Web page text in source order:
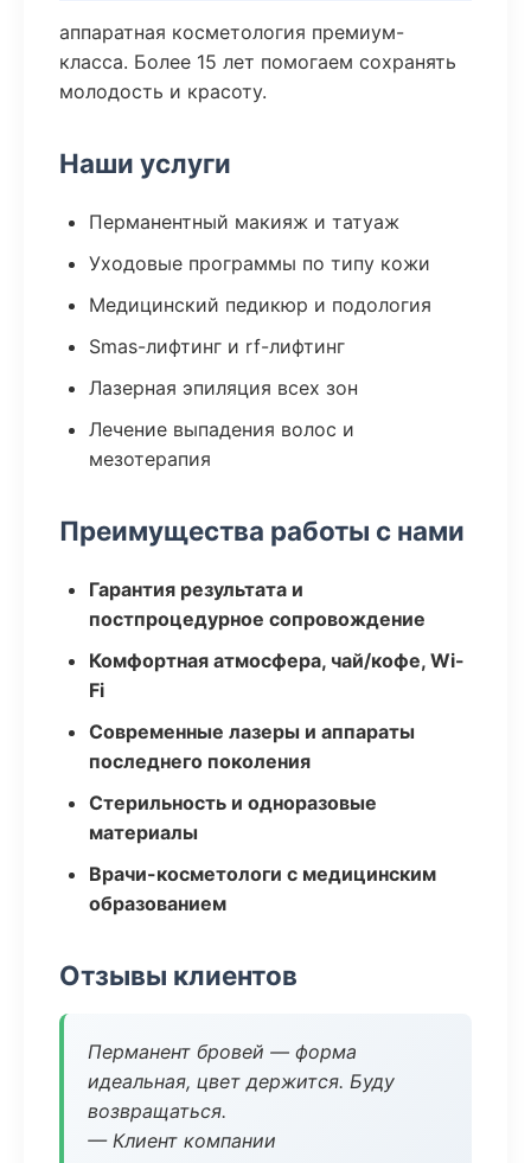
аппаратная косметология премиум-
класса. Более 15 лет помогаем сохранять
молодость и красоту.
Наши услуги
Перманентный макияж и татуаж
Уходовые программы по типу кожи
Медицинский педикюр и подология
Smas-лифтинг и rf-лифтинг
Лазерная эпиляция всех зон
Лечение выпадения волос и
мезотерапия
Преимущества работы с нами
Гарантия результата и
постпроцедурное сопровождение
Комфортная атмосфера, чай/кофе, Wi-
Fi
Современные лазеры и аппараты
последнего поколения
Стерильность и одноразовые
материалы
Врачи-косметологи с медицинским
образованием
Отзывы клиентов
Перманент бровей — форма
идеальная, цвет держится. Буду
возвращаться.
— Клиент компании